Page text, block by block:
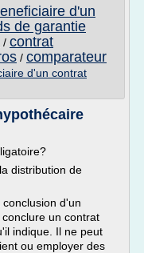
d'un
de garantie
/ contrat
/ comparateur
d'un contrat
distribution de
d'un
un contrat
indique. Il ne peut
ou employer des